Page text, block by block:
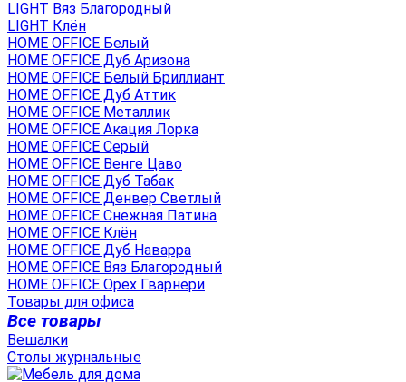
LIGHT Вяз Благородный
LIGHT Клён
HOME OFFICE Белый
HOME OFFICE Дуб Аризона
HOME OFFICE Белый Бриллиант
HOME OFFICE Дуб Аттик
HOME OFFICE Металлик
HOME OFFICE Акация Лорка
HOME OFFICE Серый
HOME OFFICE Венге Цаво
HOME OFFICE Дуб Табак
HOME OFFICE Денвер Светлый
HOME OFFICE Снежная Патина
HOME OFFICE Клён
HOME OFFICE Дуб Наварра
HOME OFFICE Вяз Благородный
HOME OFFICE Орех Гварнери
Товары для офиса
Все товары
Вешалки
Столы журнальные